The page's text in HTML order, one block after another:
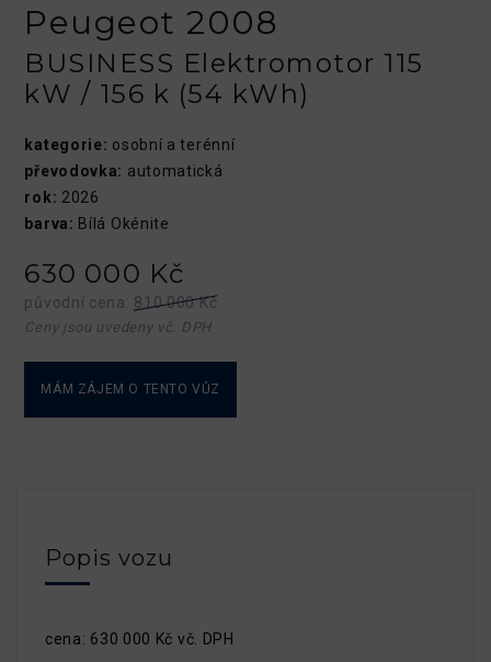
Peugeot 2008
BUSINESS Elektromotor 115
kW / 156 k (54 kWh)
kategorie: osobní a terénní
převodovka: automatická
rok: 2026
barva: Bílá Okénite
630 000 Kč
původní cena: 810 000 Kč
Ceny jsou uvedeny vč. DPH
MÁM ZÁJEM O TENTO VŮZ
Popis vozu
cena: 630 000 Kč vč. DPH